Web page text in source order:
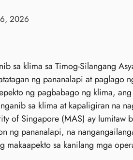
2026
sa klima sa Timog-Silangang
ng pananalapi at paglago
ng pagbabago ng klima,
sa klima at kapaligiran na
of Singapore (MAS) ay
ng pananalapi, na
sa kanilang mga